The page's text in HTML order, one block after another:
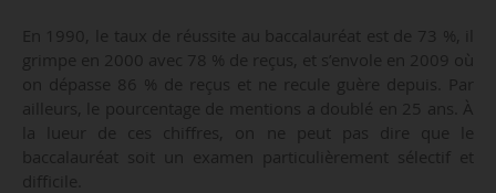
En 1990, le taux de réussite au baccalauréat est de 73 %, il
grimpe en 2000 avec 78 % de reçus, et s’envole en 2009 où
on dépasse 86 % de reçus et ne recule guère depuis. Par
ailleurs, le pourcentage de mentions a doublé en 25 ans. À
la lueur de ces chiffres, on ne peut pas dire que le
baccalauréat soit un examen particulièrement sélectif et
difficile.